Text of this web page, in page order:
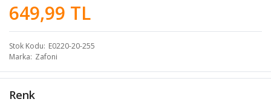
649,99 TL
Stok Kodu E0220-20-255
Marka Zafoni
Renk